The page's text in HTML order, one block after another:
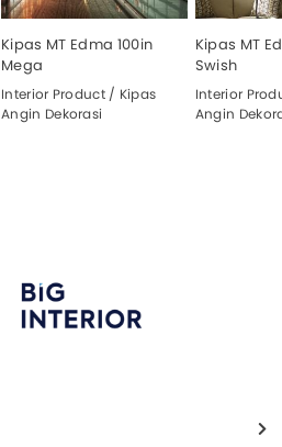
Kipas MT Edma 100in
Mega
Interior Product / Kipas
Angin Dekorasi
Kipas MT
Swish
Interior
Angin